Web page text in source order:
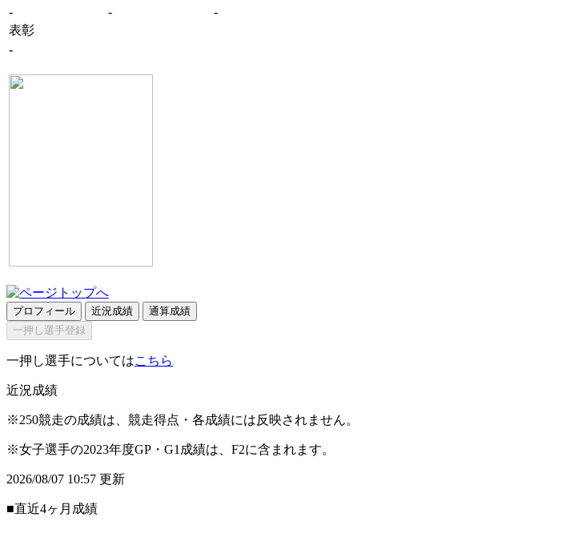
- -
-
表彰
-
プロフィール 近況成績
通算成績
一押し選手登録
一押し選手についてはこちら
近況成績
※250競走の成績は、競走得点・各成績には反映されません。
※女子選手の2023年度GP・G1成績は、F2に含まれます。
2026/08/07 10:57 更新
■直近4ヶ月成績